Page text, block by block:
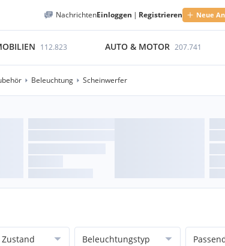
NachrichtenEinloggen | Registrieren Neue
112.823 AUTO & MOTOR 207.741
Beleuchtung Scheinwerfer
Zustand Beleuchtungstyp